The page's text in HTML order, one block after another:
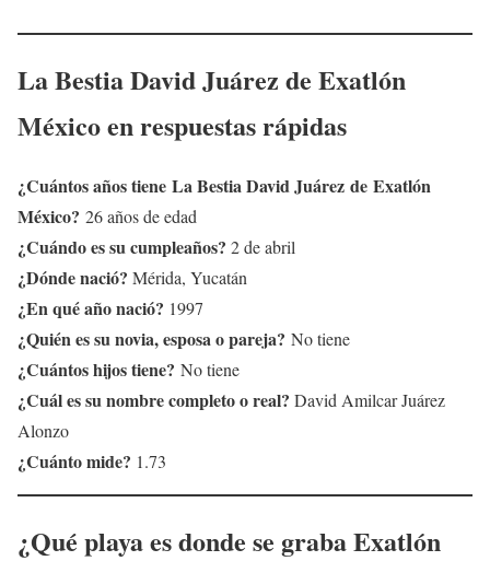
La Bestia David Juárez de Exatlón
México en respuestas rápidas
¿Cuántos años tiene La Bestia David Juárez de Exatlón
México? 26 años de edad
¿Cuándo es su cumpleaños? 2 de abril
¿Dónde nació? Mérida, Yucatán
¿En qué año nació? 1997
¿Quién es su novia, esposa o pareja? No tiene
¿Cuántos hijos tiene? No tiene
¿Cuál es su nombre completo o real? David Amilcar Juárez
Alonzo
¿Cuánto mide? 1.73
¿Qué playa es donde se graba Exatlón